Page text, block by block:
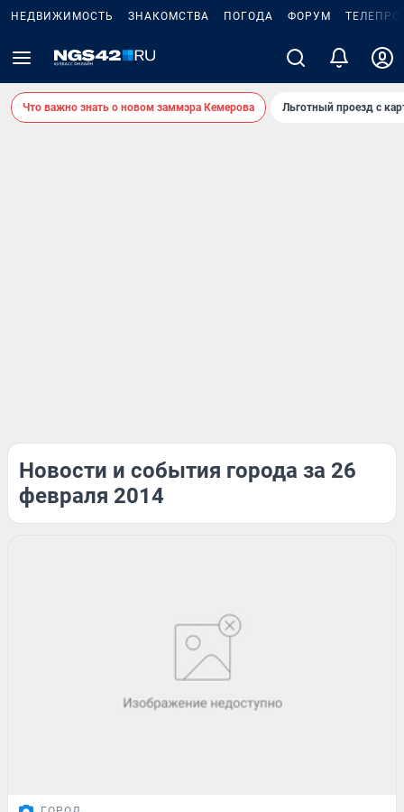
НЕДВИЖИМОСТЬ ЗНАКОМСТВА ПОГОДА ФОРУМ
Что важно знать о новом заммэра Кемерова Льготный проезд с
Новости и события города за 26
февраля 2014